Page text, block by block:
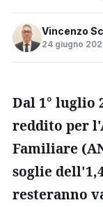
Vincenzo
24 giugno
Dal 1° luglio
reddito per
Familiare
soglie
resteranno